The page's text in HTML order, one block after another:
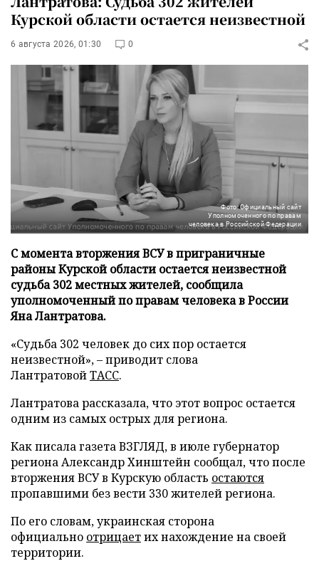
Курской области остается неизвестной
6 августа 2026, 01:30 0
Фото: Официальный сайт
Уполномоченного по правам
человека в Российской Федерации
С момента вторжения ВСУ в приграничные
районы Курской области остается неизвестной
судьба 302 местных жителей, сообщила
уполномоченный по правам человека в России
Яна Лантратова.
«Судьба 302 человек до сих пор остается
неизвестной», – приводит слова
ЛантратовойТАСС.
Лантратова рассказала, что этот вопрос остается
одним из самых острых для региона.
Как писала газета ВЗГЛЯД, в июле губернатор
региона Александр Хинштейн сообщал, что после
вторжения ВСУ в Курскую область остаются
пропавшими без вести 330 жителей региона.
По его словам, украинская сторона
официально отрицаетих нахождение на своей
территории.